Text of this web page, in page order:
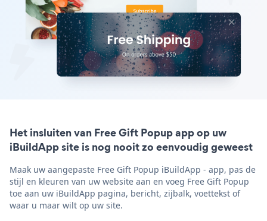
Het insluiten van Free Gift Popup app op uw
iBuildApp site is nog nooit zo eenvoudig geweest
Maak uw aangepaste Free Gift Popup iBuildApp - app, pas de
stijl en kleuren van uw website aan en voeg Free Gift Popup
toe aan uw iBuildApp pagina, bericht, zijbalk, voettekst of
waar u maar wilt op uw site.